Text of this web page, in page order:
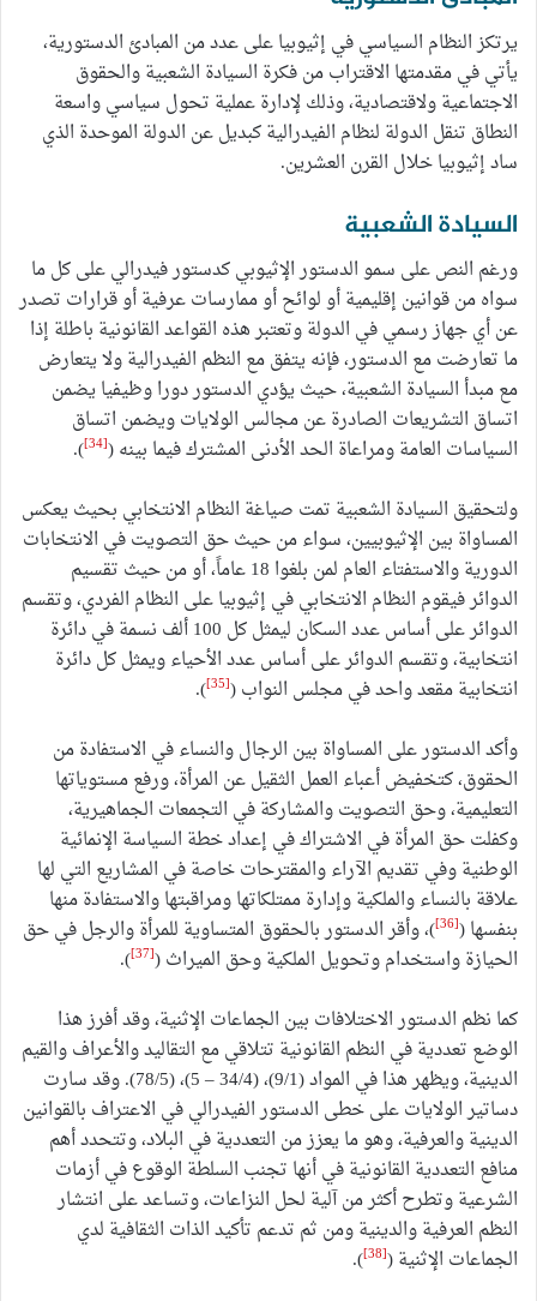
يرتكز النظام السياسي في إثيوبيا على عدد من المبادئ الدستورية،
يأتي في مقدمتها الاقتراب من فكرة السيادة الشعبية والحقوق
الاجتماعية ولاقتصادية، وذلك لإدارة عملية تحول سياسي واسعة
النطاق تنقل الدولة لنظام الفيدرالية كبديل عن الدولة الموحدة الذي
ساد إثيوبيا خلال القرن العشرين.
السيادة الشعبية
ورغم النص على سمو الدستور الإثيوبي كدستور فيدرالي على كل ما
سواه من قوانين إقليمية أو لوائح أو ممارسات عرفية أو قرارات تصدر
عن أي جهاز رسمي في الدولة وتعتبر هذه القواعد القانونية باطلة إذا
ما تعارضت مع الدستور، فإنه يتفق مع النظم الفيدرالية ولا يتعارض
مع مبدأ السيادة الشعبية، حيث يؤدي الدستور دورا وظيفيا يضمن
اتساق التشريعات الصادرة عن مجالس الولايات ويضمن اتساق
السياسات العامة ومراعاة الحد الأدنى المشترك فيما بينه ([34]
).
ولتحقيق السيادة الشعبية تمت صياغة النظام الانتخابي بحيث يعكس
المساواة بين الإثيوبيين، سواء من حيث حق التصويت في الانتخابات
الدورية والاستفتاء العام لمن بلغوا 18 عاماً، أو من حيث تقسيم
الدوائر فيقوم النظام الانتخابي في إثيوبيا على النظام الفردي، وتقسم
الدوائر على أساس عدد السكان ليمثل كل 100 ألف نسمة في دائرة
انتخابية، وتقسم الدوائر على أساس عدد الأحياء ويمثل كل دائرة
انتخابية مقعد واحد في مجلس النواب ([35]
).
وأكد الدستور على المساواة بين الرجال والنساء في الاستفادة من
الحقوق، كتخفيض أعباء العمل الثقيل عن المرأة، ورفع مستوياتها
التعليمية، وحق التصويت والمشاركة في التجمعات الجماهيرية،
وكفلت حق المرأة في الاشتراك في إعداد خطة السياسة الإنمائية
الوطنية وفي تقديم الآراء والمقترحات خاصة في المشاريع التي لها
علاقة بالنساء والملكية وإدارة ممتلكاتها ومراقبتها والاستفادة منها
بنفسها ([36]
)، وأقر الدستور بالحقوق المتساوية للمرأة والرجل في حق
الحيازة واستخدام وتحويل الملكية وحق الميراث ([37]
).
كما نظم الدستور الاختلافات بين الجماعات الإثنية، وقد أفرز هذا
الوضع تعددية في النظم القانونية تتلاقي مع التقاليد والأعراف والقيم
الدينية، ويظهر هذا في المواد (9/1)، (34/4 – 5)، (78/5). وقد سارت
دساتير الولايات على خطى الدستور الفيدرالي في الاعتراف بالقوانين
الدينية والعرفية، وهو ما يعزز من التعددية في البلاد، وتتحدد أهم
منافع التعددية القانونية في أنها تجنب السلطة الوقوع في أزمات
الشرعية وتطرح أكثر من آلية لحل النزاعات، وتساعد على انتشار
النظم العرفية والدينية ومن ثم تدعم تأكيد الذات الثقافية لدي
الجماعات الإثنية ([38]
).